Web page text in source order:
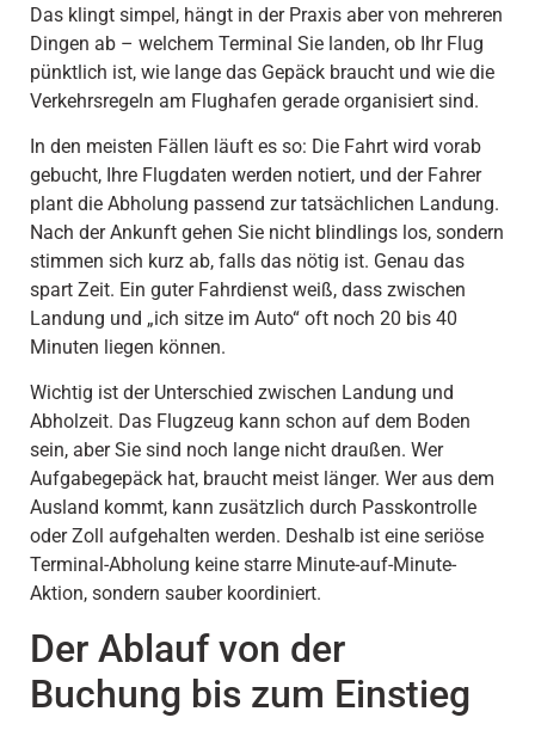
Das klingt simpel, hängt in der Praxis aber von mehreren
Dingen ab – welchem Terminal Sie landen, ob Ihr Flug
pünktlich ist, wie lange das Gepäck braucht und wie die
Verkehrsregeln am Flughafen gerade organisiert sind.
In den meisten Fällen läuft es so: Die Fahrt wird vorab
gebucht, Ihre Flugdaten werden notiert, und der Fahrer
plant die Abholung passend zur tatsächlichen Landung.
Nach der Ankunft gehen Sie nicht blindlings los, sondern
stimmen sich kurz ab, falls das nötig ist. Genau das
spart Zeit. Ein guter Fahrdienst weiß, dass zwischen
Landung und „ich sitze im Auto“ oft noch 20 bis 40
Minuten liegen können.
Wichtig ist der Unterschied zwischen Landung und
Abholzeit. Das Flugzeug kann schon auf dem Boden
sein, aber Sie sind noch lange nicht draußen. Wer
Aufgabegepäck hat, braucht meist länger. Wer aus dem
Ausland kommt, kann zusätzlich durch Passkontrolle
oder Zoll aufgehalten werden. Deshalb ist eine seriöse
Terminal-Abholung keine starre Minute-auf-Minute-
Aktion, sondern sauber koordiniert.
Der Ablauf von der
Buchung bis zum Einstieg